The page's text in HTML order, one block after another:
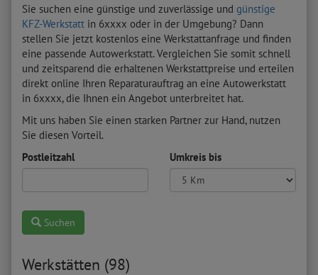
Sie suchen eine günstige und zuverlässige und günstige
KFZ-Werkstatt in 6xxxx oder in der Umgebung? Dann
stellen Sie jetzt kostenlos eine Werkstattanfrage und finden
eine passende Autowerkstatt. Vergleichen Sie somit schnell
und zeitsparend die erhaltenen Werkstattpreise und erteilen
direkt online Ihren Reparaturauftrag an eine Autowerkstatt
in 6xxxx, die Ihnen ein Angebot unterbreitet hat.
Mit uns haben Sie einen starken Partner zur Hand, nutzen
Sie diesen Vorteil.
Postleitzahl
Umkreis bis
Suchen
Werkstätten (98)